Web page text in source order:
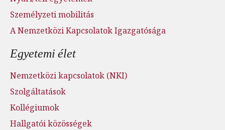
Személyzeti mobilitás
A Nemzetközi Kapcsolatok Igazgatósága
Egyetemi élet
Nemzetközi kapcsolatok (NKI)
Szolgáltatások
Kollégiumok
Hallgatói közösségek